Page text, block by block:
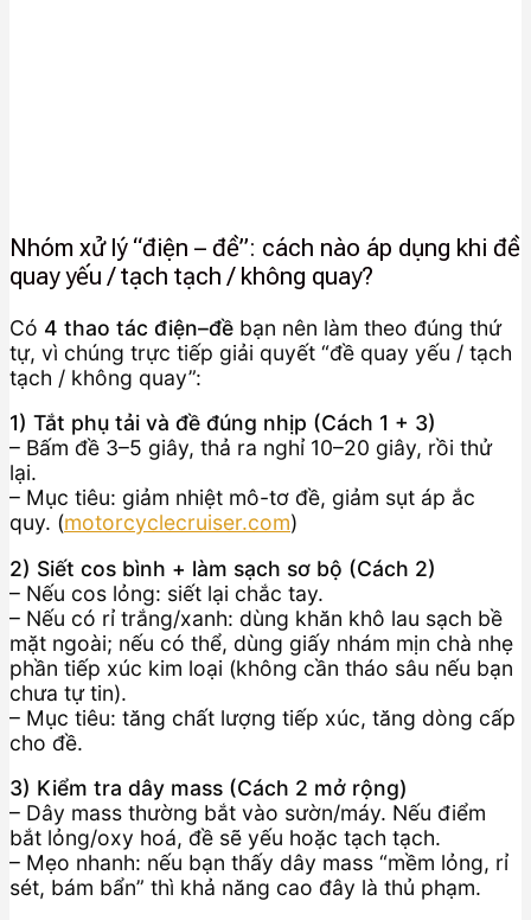
Nhóm xử lý “điện – đề”: cách nào áp dụng khi đề
quay yếu / tạch tạch / không quay?
Có 4 thao tác điện–đề bạn nên làm theo đúng thứ
tự, vì chúng trực tiếp giải quyết “đề quay yếu / tạch
tạch / không quay”:
1) Tắt phụ tải và đề đúng nhịp (Cách 1 + 3)
– Bấm đề 3–5 giây, thả ra nghỉ 10–20 giây, rồi thử
lại.
– Mục tiêu: giảm nhiệt mô-tơ đề, giảm sụt áp ắc
quy. (motorcyclecruiser.com)
2) Siết cos bình + làm sạch sơ bộ (Cách 2)
– Nếu cos lỏng: siết lại chắc tay.
– Nếu có rỉ trắng/xanh: dùng khăn khô lau sạch bề
mặt ngoài; nếu có thể, dùng giấy nhám mịn chà nhẹ
phần tiếp xúc kim loại (không cần tháo sâu nếu bạn
chưa tự tin).
– Mục tiêu: tăng chất lượng tiếp xúc, tăng dòng cấp
cho đề.
3) Kiểm tra dây mass (Cách 2 mở rộng)
– Dây mass thường bắt vào sườn/máy. Nếu điểm
bắt lỏng/oxy hoá, đề sẽ yếu hoặc tạch tạch.
– Mẹo nhanh: nếu bạn thấy dây mass “mềm lỏng, rỉ
sét, bám bẩn” thì khả năng cao đây là thủ phạm.